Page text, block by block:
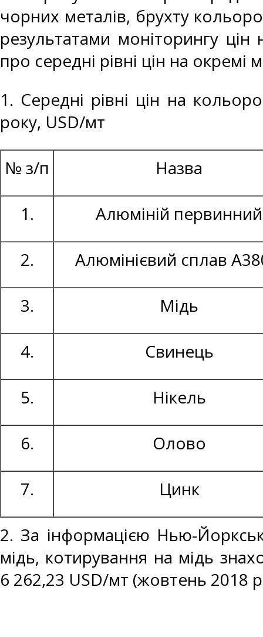
чорних металів, брухту
результатами моніторингу
про середні рівні цін на окремі
1. Середні рівні цін на
року, USD/мт
№ з/п Назва
1. Алюміній первинний
2. Алюмінієвий сплав
3. Мідь
4. Свинець
5. Нікель
6. Олово
7. Цинк
2. За інформацією Нью-
мідь, котирування на мідь
6 262,23 USD/мт (жовтень 2018